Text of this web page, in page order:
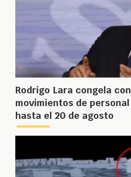
Rodrigo Lara congela
movimientos de
hasta el 20 de agosto